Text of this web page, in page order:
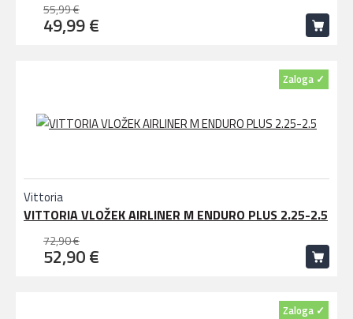
55,99 €
49,99 €
Zaloga ✓
Vittoria
VITTORIA VLOŽEK AIRLINER M ENDURO PLUS 2.25-2.5
72,90 €
52,90 €
Zaloga ✓